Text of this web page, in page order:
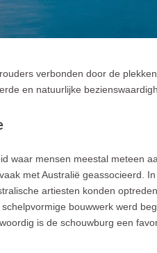
verbonden door de
en natuurlijke
waar mensen meestal meteen
met Australië geassocieerd.
artiesten konden
bouwwerk werd
is de schouwburg een